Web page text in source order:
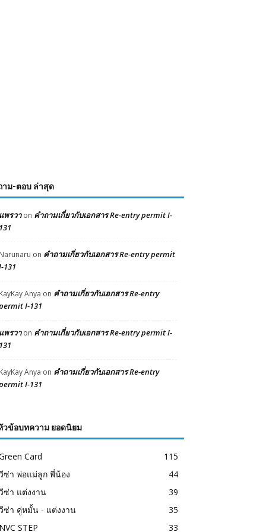
าม-ตอบ ล่าสุด
แพรวาon คำถามเกี่ยวกับเอกสาร Re-entry permit I-
131
Narunaru on คำถามเกี่ยวกับเอกสาร Re-entry permit
131
KayKay Anya on คำถามเกี่ยวกับเอกสาร Re-entry
I-131
แพรวาon คำถามเกี่ยวกับเอกสาร Re-entry permit I-
131
KayKay Anya on คำถามเกี่ยวกับเอกสาร Re-entry
I-131
วข้อบทความ ยอดนิยม
Card
115
ซ่า พ่อแม่ลูก พี่น้อง
44
ซ่า แต่งงาน
39
ซ่า คู่หมั้น - แต่งงาน
35
NVC STEP
33